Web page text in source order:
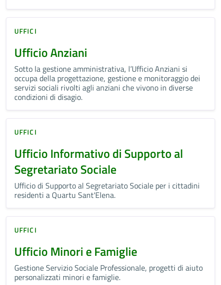
UFFICI
Ufficio Anziani
Sotto la gestione amministrativa, l’Ufficio Anziani si
occupa della progettazione, gestione e monitoraggio dei
servizi sociali rivolti agli anziani che vivono in diverse
condizioni di disagio.
UFFICI
Ufficio Informativo di Supporto al
Segretariato Sociale
Ufficio di Supporto al Segretariato Sociale per i cittadini
residenti a Quartu Sant'Elena.
UFFICI
Ufficio Minori e Famiglie
Gestione Servizio Sociale Professionale, progetti di aiuto
personalizzati minori e famiglie.